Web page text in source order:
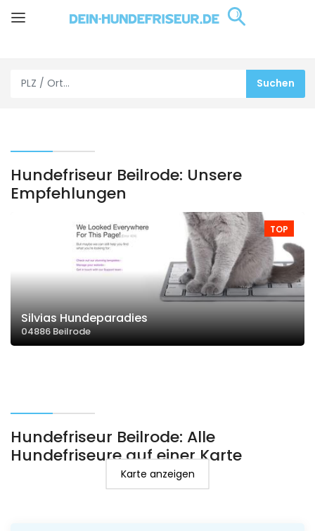
Hundefriseur Beilrode: Unsere
Empfehlungen
TOP
Silvias Hundeparadies
04886 Beilrode
Hundefriseur Beilrode: Alle
Hundefriseure auf einer Karte
Karte anzeigen